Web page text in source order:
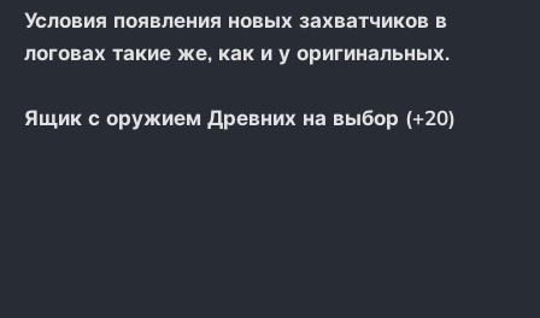
Условия появления новых захватчиков в
логовах такие же, как и у оригинальных.
Ящик с оружием Древних на выбор (+20)